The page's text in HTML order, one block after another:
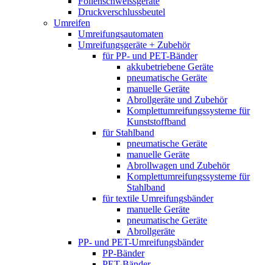
Druckverschlussbeutel
Umreifen
Umreifungsautomaten
Umreifungsgeräte + Zubehör
für PP- und PET-Bänder
akkubetriebene Geräte
pneumatische Geräte
manuelle Geräte
Abrollgeräte und Zubehör
Komplettumreifungssysteme für
Kunststoffband
für Stahlband
pneumatische Geräte
manuelle Geräte
Abrollwagen und Zubehör
Komplettumreifungssysteme für
Stahlband
für textile Umreifungsbänder
manuelle Geräte
pneumatische Geräte
Abrollgeräte
PP- und PET-Umreifungsbänder
PP-Bänder